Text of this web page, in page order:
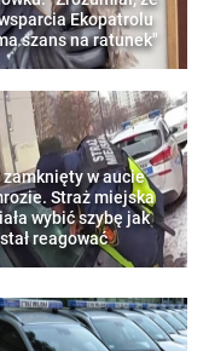
Ekopatrolu
szans na ratunek"
zamknięty w aucie
Straż miejska
wybić szybę jak
reagować